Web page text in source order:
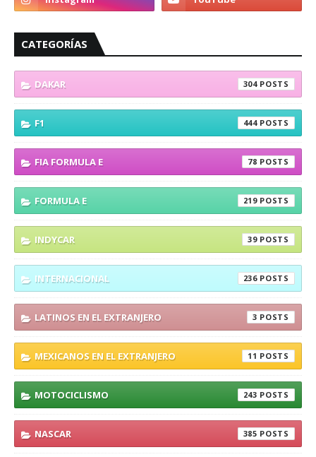
CATEGORÍAS
DAKAR 304
F1 444
FIA FORMULA E 78
FORMULA E 219
INDYCAR 39
INTERNACIONAL 236
LATINOS EN EL EXTRANJERO 3
MEXICANOS EN EL EXTRANJERO 11
MOTOCICLISMO 243
NASCAR 385